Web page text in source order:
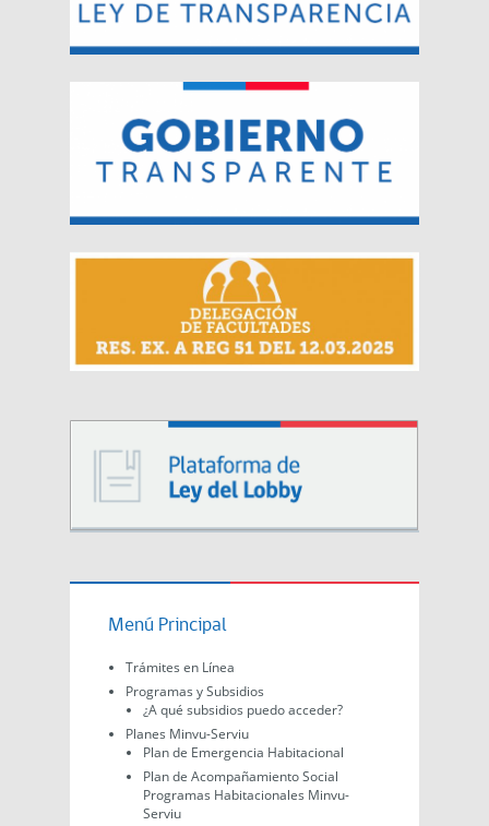
Menú Principal
Trámites en Línea
Programas y Subsidios
¿A qué subsidios puedo acceder?
Planes Minvu-Serviu
Plan de Emergencia Habitacional
Plan de Acompañamiento Social
Programas Habitacionales Minvu-
Serviu